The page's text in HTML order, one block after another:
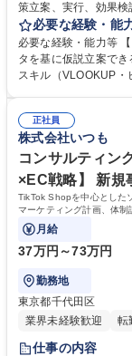
策立案、実行、効果
Shop等の複数チャネル
上・広告データ分析
キャンペーン・販促企
ージ改善提案、競合
しながら成長推進 募集職種 ECグロースプランナー(アソシエイト)【第二
新卒歓迎/EC事業成長
必要な経験・能
必要な経験・能力等
タを基に仮説立案で
スキル（VLOOKUP・ピボット等） 【歓迎】
査・競合分析からの改
分析ツールの使用経験
貢献経験 学歴・資格 学歴：大学院 大学 高専 短大 専修学校 高校 語学力：
資格：
正社員
株式会社いつも
コンサルティン
×EC戦略】 新規
TikTok Shopを中心とした
マーケティング計画、体制
略パートナーとして事業成
月給
37万円～73万円
勤務地
東京都千代田区
業界未経験歓迎
転
仕事の内容